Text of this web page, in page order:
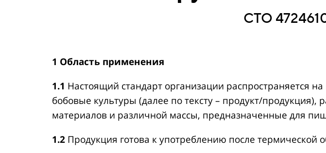
СТО
1 Область применения
1.1 Настоящий стандарт организации распространяется
бобовые культуры (далее по тексту – продукт/
материалов и различной массы, предназначенные для
1.2 Продукция готова к употреблению после термической